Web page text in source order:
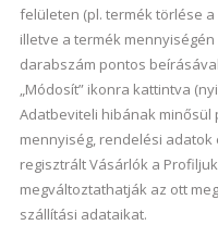
felületen (pl. termék törlése
illetve a termék
darabszám pontos
„Módosít” ikonra kattintva
Adatbeviteli hibának
mennyiség, rendelési adatok
regisztrált Vásárlók a
megváltoztathatják az ott
szállítási adataikat.